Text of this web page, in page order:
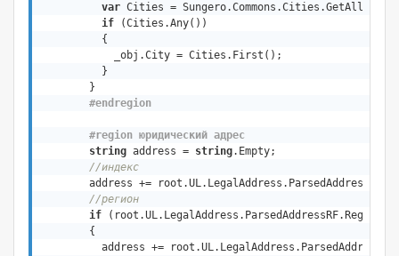
var Cities =
if (Cities.Any())
          {
            _obj.City = Cities.First();
          }
        }
#endregion
#region юридический адрес
string address = string.Empty;
//индекс
address +=
//регион
if
        {
address +=